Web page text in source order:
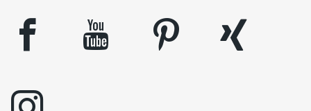
facebook youtube pinterest
xing